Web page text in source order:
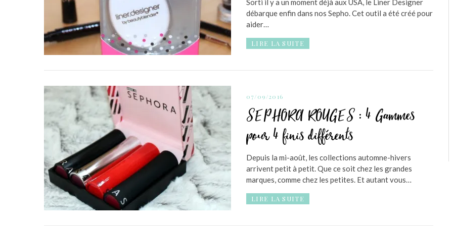
Sorti il y a un moment déjà aux USA, le Liner Designer
débarque enfin dans nos Sepho. Cet outil a été créé pour
aider…
LIRE LA SUITE
07/09/2016
SEPHORA ROUGES : 4 Gammes
pour 4 finis différents
Depuis la mi-août, les collections automne-hivers
arrivent petit à petit. Que ce soit chez les grandes
marques, comme chez les petites. Et autant vous…
LIRE LA SUITE